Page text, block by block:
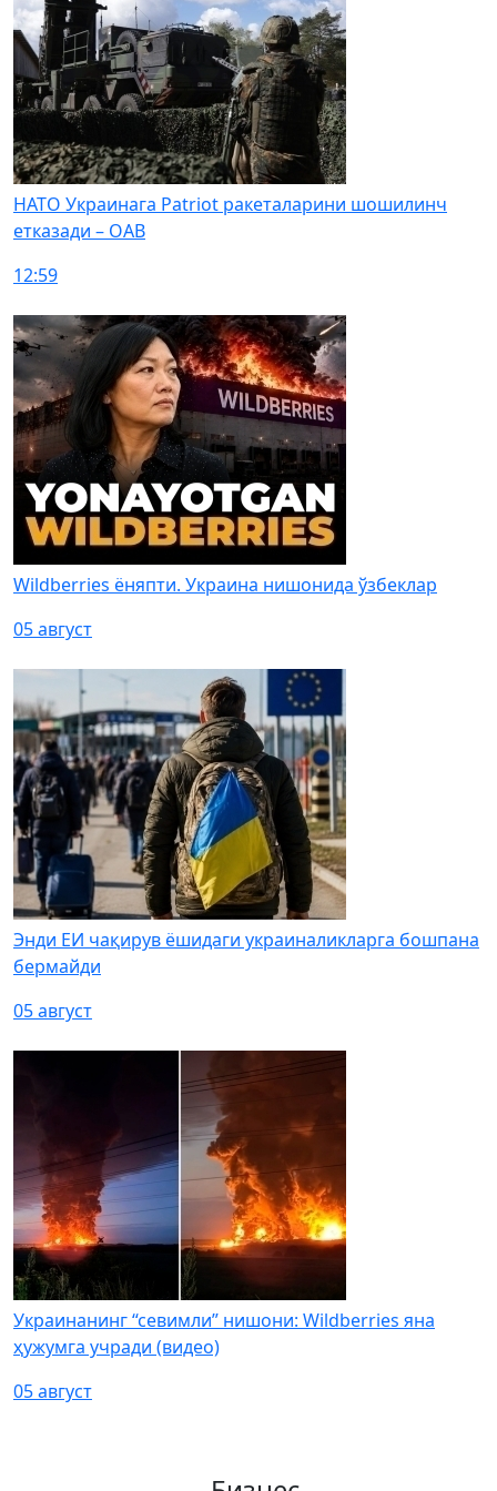
НАТО Украинага Patriot ракеталарини шошилинч
етказади – ОАВ
12:59
Wildberries ёняпти. Украина нишонида ўзбеклар
05 август
Энди ЕИ чақирув ёшидаги украиналикларга бошпана
бермайди
05 август
Украинанинг “севимли” нишони: Wildberries яна
ҳужумга учради (видео)
05 август